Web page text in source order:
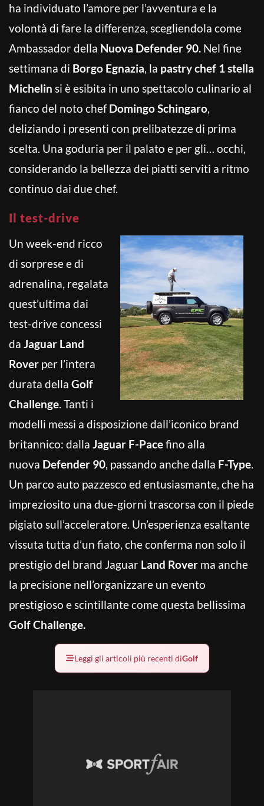
ha individuato l’amore per l’avventura e la
volontà di fare la differenza, scegliendola come
Ambassador della Nuova Defender 90. Nel fine
settimana di Borgo Egnazia, la pastry chef 1 stella
Michelin si è esibita in uno spettacolo culinario al
fianco del noto chefDomingo Schingaro,
deliziando i presenti con prelibatezze di prima
scelta. Una goduria per il palato e per gli… occhi,
considerando la bellezza dei piatti serviti a ritmo
continuo dai due chef.
Il test-drive
Un week-end ricco
di sorprese e di
adrenalina, regalata
quest’ultima dai
test-drive concessi
da Jaguar Land
Rover per l’intera
durata della Golf
Challenge. Tanti i
modelli messi a disposizione dall’iconico brand
britannico: dalla Jaguar F-Pacefino alla
nuova Defender 90, passando anche dalla F-Type.
Un parco auto pazzesco ed entusiasmante, che ha
impreziosito una due-giorni trascorsa con il piede
pigiato sull’acceleratore. Un’esperienza esaltante
vissuta tutta d’un fiato, che conferma non solo il
prestigio del brand Jaguar Land Rover ma anche
la precisione nell’organizzare un evento
prestigioso e scintillante come questa bellissima
Golf Challenge.
Leggi gli articoli più recenti diGolf